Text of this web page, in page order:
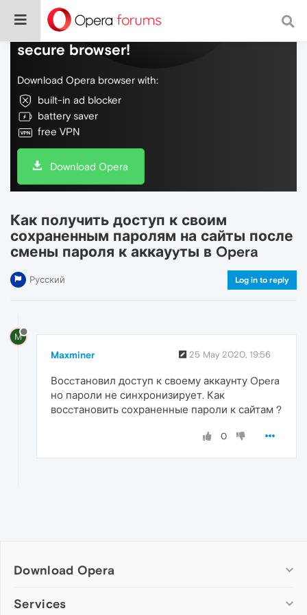
Do more on the web, with a fast and
secure browser!
Download Opera browser with:
built-in ad blocker
battery saver
free VPN
Download Opera
Как получить доступ к своим
сохраненным паролям на сайты после
смены пароля к аккауyты в Opera
Русский Log in to reply
M
Maxminer 25 May 2020, 19:56
Восcтановил доступ к своему аккаунту Opera
но пароли не синхронизирует. Как
восcтановить сохраненные пароли к сайтам ?
0
Download Opera
Computer browsers
Services